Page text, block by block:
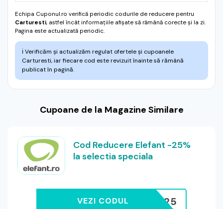
Echipa Cuponul.ro verifică periodic codurile de reducere pentru
Carturesti, astfel încât informațiile afișate să rămână corecte și la zi.
Pagina este actualizată periodic.
ℹ️ Verificăm și actualizăm regulat ofertele și cupoanele
Carturesti, iar fiecare cod este revizuit înainte să rămână
publicat în pagină.
Cupoane de la Magazine Similare
Cod Reducere Elefant -25%
la selectia speciala
EXTRA25
VEZI CODUL